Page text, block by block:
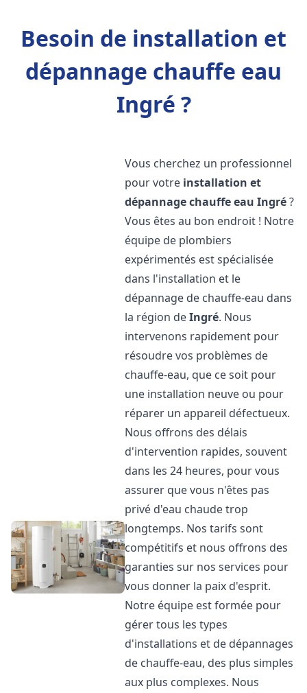
Besoin de installation et
dépannage chauffe eau
Ingré ?
Vous cherchez un professionnel
pour votre installation et
dépannage chauffe eau Ingré?
Vous êtes au bon endroit ! Notre
équipe de plombiers
expérimentés est spécialisée
dans l'installation et le
dépannage de chauffe-eau dans
la région deIngré. Nous
intervenons rapidement pour
résoudre vos problèmes de
chauffe-eau, que ce soit pour
une installation neuve ou pour
réparer un appareil défectueux.
Nous offrons des délais
d'intervention rapides, souvent
dans les 24 heures, pour vous
assurer que vous n'êtes pas
privé d'eau chaude trop
longtemps. Nos tarifs sont
compétitifs et nous offrons des
garanties sur nos services pour
vous donner la paix d'esprit.
Notre équipe est formée pour
gérer tous les types
d'installations et de dépannages
de chauffe-eau, des plus simples
aux plus complexes. Nous